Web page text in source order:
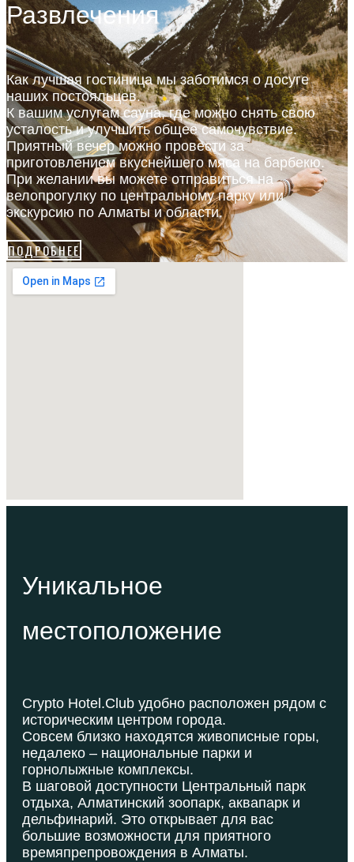
Развлечения
Как лучшая гостиница мы заботимся о досуге
наших постояльцев.
К вашим услугам сауна, где можно снять свою
усталость и улучшить общее самочувствие.
Приятный вечер можно провести за
приготовлением вкуснейшего мяса на барбекю.
При желании вы можете отправиться на
велопрогулку по центральному парку или
экскурсию по Алматы и области.
ПОДРОБНЕЕ
Уникальное
местоположение
Crypto Hotel.Club удобно расположен рядом с
историческим центром города.
Совсем близко находятся живописные горы,
недалеко – национальные парки и
горнолыжные комплексы.
В шаговой доступности Центральный парк
отдыха, Алматинский зоопарк, аквапарк и
дельфинарий. Это открывает для вас
большие возможности для приятного
времяпрепровождения в Алматы.